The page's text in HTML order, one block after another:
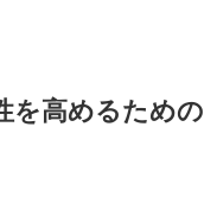
を高めるための